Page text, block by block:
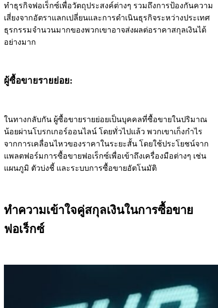
ทำธุรกิจฟอเร็กซ์เพื่อวัตถุประสงค์ต่างๆ รวมถึงการป้องกันความ
เสี่ยงจากอัตราแลกเปลี่ยนและการดำเนินธุรกิจระหว่างประเทศ
ธุรกรรมจำนวนมากของพวกเขาอาจส่งผลต่อราคาสกุลเงินได้
อย่างมาก
ผู้ซื้อขายรายย่อย:
ในทางกลับกัน ผู้ซื้อขายรายย่อยเป็นบุคคลที่ซื้อขายในปริมาณ
น้อยผ่านโบรกเกอร์ออนไลน์ โดยทั่วไปแล้ว พวกเขาเก็งกำไร
จากการเคลื่อนไหวของราคาในระยะสั้น โดยใช้ประโยชน์จาก
แพลตฟอร์มการซื้อขายฟอเร็กซ์เพื่อเข้าถึงเครื่องมือต่างๆ เช่น
แผนภูมิ ตัวบ่งชี้ และระบบการซื้อขายอัตโนมัติ
ทำความเข้าใจคู่สกุลเงินในการซื้อขาย
ฟอเร็กซ์